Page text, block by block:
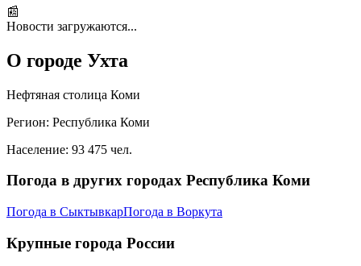
📰
Новости загружаются...
О городе Ухта
Нефтяная столица Коми
Регион: Республика Коми
Население: 93 475 чел.
Погода в других городах Республика Коми
Погода в СыктывкарПогода в Воркута
Крупные города России